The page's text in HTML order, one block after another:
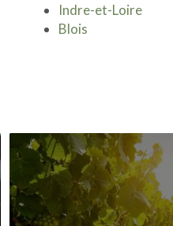
Indre-et-Loire
Blois